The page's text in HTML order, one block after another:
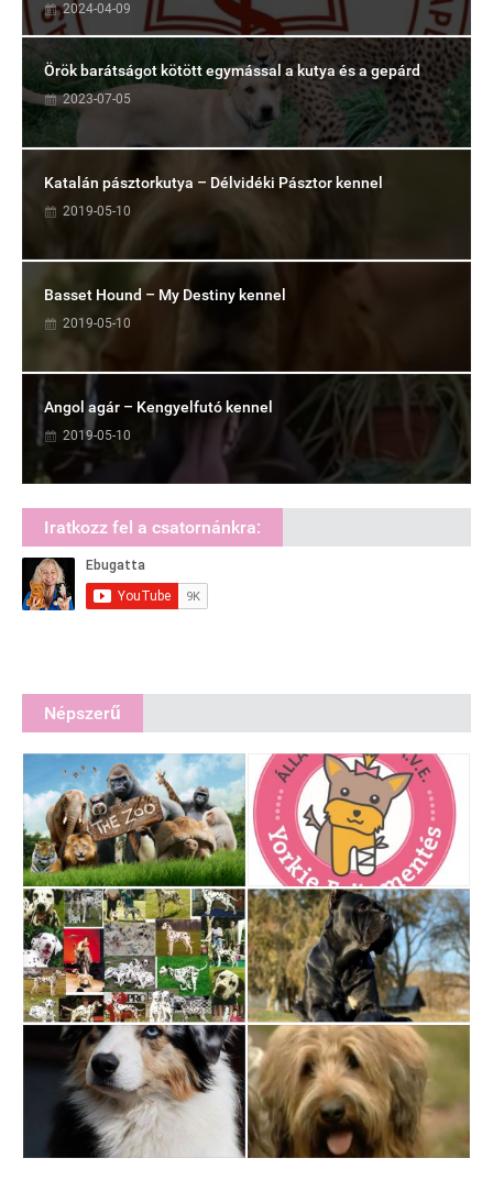
2024-04-09
Örök barátságot kötött egymással a kutya és a gepárd
2023-07-05
Katalán pásztorkutya – Délvidéki Pásztor kennel
2019-05-10
Basset Hound – My Destiny kennel
2019-05-10
Angol agár – Kengyelfutó kennel
2019-05-10
Iratkozz fel a csatornánkra:
Népszerű